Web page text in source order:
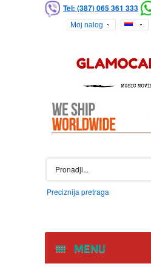
Tel: (387) 065 361 333
Moj nalog
Preciznija pretraga
MENU